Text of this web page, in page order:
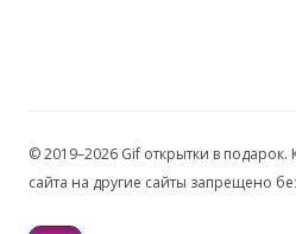
© 2019–2026 Gif открытки в
сайта на другие сайты запрещено